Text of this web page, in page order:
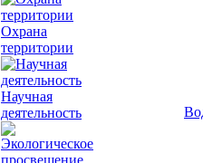
Охрана
территории
Научная
деятельность